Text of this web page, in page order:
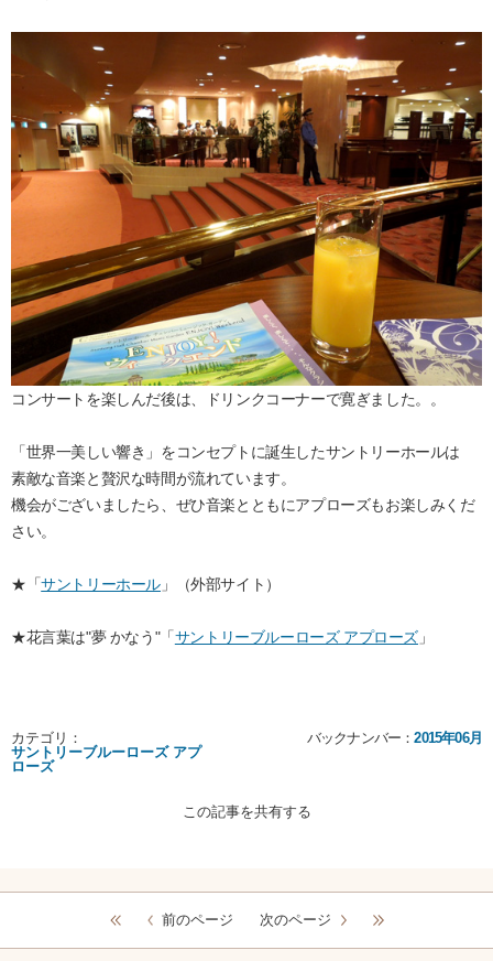
コンサートを楽しんだ後は、ドリンクコーナーで寛ぎました。。
「世界一美しい響き」をコンセプトに誕生したサントリーホールは
素敵な音楽と贅沢な時間が流れています。
機会がございましたら、ぜひ音楽とともにアプローズもお楽しみくだ
さい。
★「サントリーホール 」（外部サイト）
★花言葉は"夢 かなう"「サントリーブルーローズ アプローズ 」
カテゴリ：
サントリーブルーローズ アプ
ローズ
バックナンバー：2015年06月
この記事を共有する
前のページ 次のページ